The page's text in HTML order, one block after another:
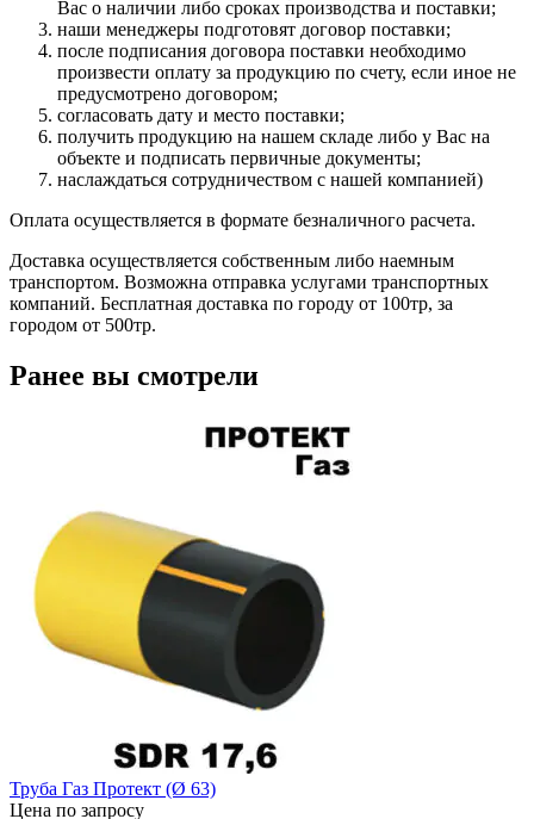
Вас о наличии либо сроках производства и поставки;
наши менеджеры подготовят договор поставки;
после подписания договора поставки необходимо
произвести оплату за продукцию по счету, если иное не
предусмотрено договором;
согласовать дату и место поставки;
получить продукцию на нашем складе либо у Вас на
объекте и подписать первичные документы;
наслаждаться сотрудничеством с нашей компанией)
Оплата осуществляется в формате безналичного расчета.
Доставка осуществляется собственным либо наемным
транспортом. Возможна отправка услугами транспортных
компаний. Бесплатная доставка по городу от 100тр, за
городом от 500тр.
Ранее вы смотрели
Труба Газ Протект (Ø 63)
Цена по запросу